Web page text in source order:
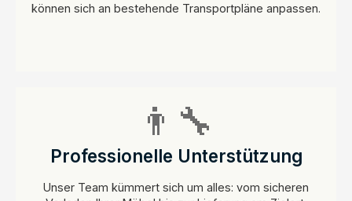
können sich an bestehende Transportpläne anpassen.
👨‍🔧
Professionelle Unterstützung
Unser Team kümmert sich um alles: vom sicheren